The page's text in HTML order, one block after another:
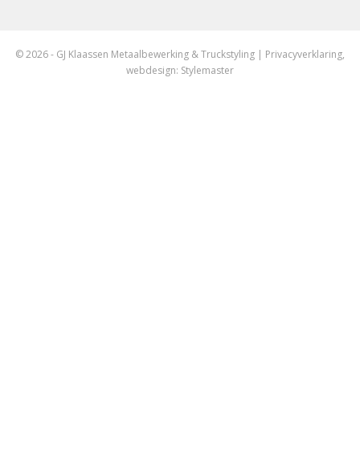
© 2026 - GJ Klaassen Metaalbewerking & Truckstyling | Privacyverklaring,
webdesign: Stylemaster